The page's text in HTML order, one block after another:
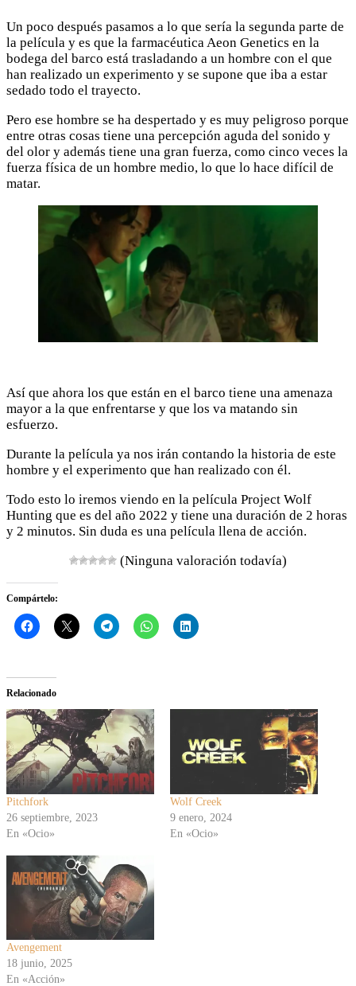
Un poco después pasamos a lo que sería la segunda parte de
la película y es que la farmacéutica Aeon Genetics en la
bodega del barco está trasladando a un hombre con el que
han realizado un experimento y se supone que iba a estar
sedado todo el trayecto.
Pero ese hombre se ha despertado y es muy peligroso porque
entre otras cosas tiene una percepción aguda del sonido y
del olor y además tiene una gran fuerza, como cinco veces la
fuerza física de un hombre medio, lo que lo hace difícil de
matar.
Así que ahora los que están en el barco tiene una amenaza
mayor a la que enfrentarse y que los va matando sin
esfuerzo.
Durante la película ya nos irán contando la historia de este
hombre y el experimento que han realizado con él.
Todo esto lo iremos viendo en la película Project Wolf
Hunting que es del año 2022 y tiene una duración de 2 horas
y 2 minutos. Sin duda es una película llena de acción.
(Ninguna valoración todavía)
Compártelo:
Relacionado
Pitchfork
26 septiembre, 2023
En «Ocio»
Wolf Creek
9 enero, 2024
En «Ocio»
Avengement
18 junio, 2025
En «Acción»